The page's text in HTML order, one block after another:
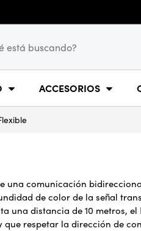
ACCESORIOS
una comunicación
de color de la señal
una distancia de 10 metros,
que respetar la dirección de